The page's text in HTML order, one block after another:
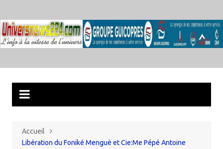
au
contenu
Accueil
Libération du Foniké Menguè et Cie:Me Pépé Antoine